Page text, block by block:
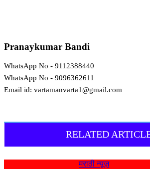
Pranaykumar Bandi
WhatsApp No - 9112388440
WhatsApp No - 9096362611
Email id: vartamanvarta1@gmail.com
RELATED
मराठी न्यूज़